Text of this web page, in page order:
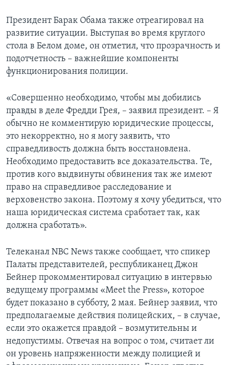
Президент Барак Обама также отреагировал на
развитие ситуации. Выступая во время круглого
стола в Белом доме, он отметил, что прозрачность и
подотчетность – важнейшие компоненты
функционирования полиции.
«Совершенно необходимо, чтобы мы добились
правды в деле Фредди Грея, – заявил президент. – Я
обычно не комментирую юридические процессы,
это некорректно, но я могу заявить, что
справедливость должна быть восстановлена.
Необходимо предоставить все доказательства. Те,
против кого выдвинуты обвинения так же имеют
право на справедливое расследование и
верховенство закона. Поэтому я хочу убедиться, что
наша юридическая система сработает так, как
должна сработать».
Телеканал NBC News также сообщает, что спикер
Палаты представителей, республиканец Джон
Бейнер прокомментировал ситуацию в интервью
ведущему программы «Meet the Press», которое
будет показано в субботу, 2 мая. Бейнер заявил, что
предполагаемые действия полицейских, – в случае,
если это окажется правдой – возмутительны и
недопустимы. Отвечая на вопрос о том, считает ли
он уровень напряженности между полицией и